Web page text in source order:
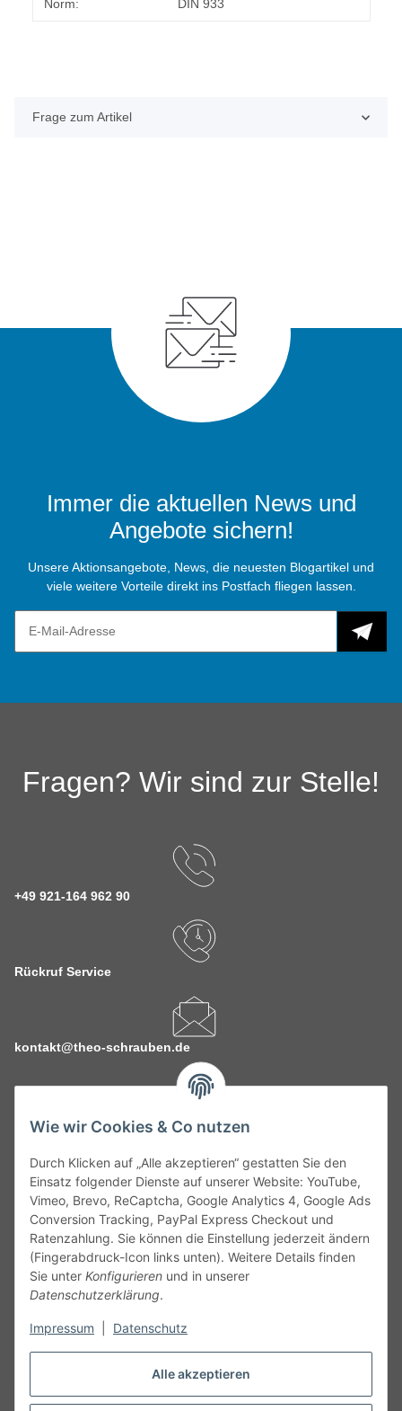
Alle akzeptieren
Wie wir Cookies & Co nutzen
Durch Klicken auf „Alle akzeptieren“ gestatten Sie den
Einsatz folgender Dienste auf unserer Website: YouTube,
Vimeo, Brevo, ReCaptcha, Google Analytics 4, Google Ads
Conversion Tracking, PayPal Express Checkout und
Ratenzahlung. Sie können die Einstellung jederzeit ändern
(Fingerabdruck-Icon links unten). Weitere Details finden
Sie unter Konfigurieren und in unserer
Datenschutzerklärung.
Impressum Datenschutz
Norm: DIN 933
Frage zum Artikel
Immer die aktuellen News und
Angebote sichern!
Unsere Aktionsangebote, News, die neuesten Blogartikel und
viele weitere Vorteile direkt ins Postfach fliegen lassen.
Fragen? Wir sind zur Stelle!
+49 921-164 962 90
Rückruf Service
kontakt@theo-schrauben.de
Service
Gesetzliche Informationen
Alle technischen Angaben ohne Gewähr. Irrtümer und fehlerhafte
Angaben vorbehalten. Wenn Sie Datenblätter oder spezielle
unseren Kundenservice. Abbildungen der Artikel können
Vertrag widerrufen